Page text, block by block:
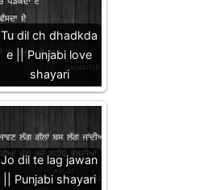
Tu dil ch dhadkda
e || Punjabi love
shayari
Jo dil te lag jawan
|| Punjabi shayari